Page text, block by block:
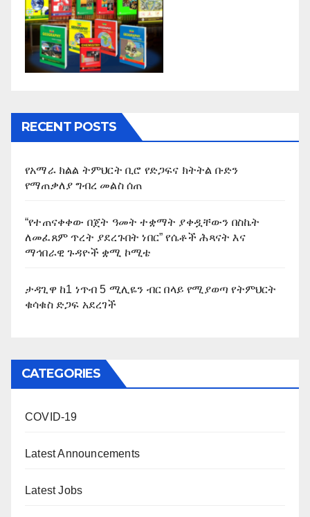
RECENT POSTS
የአማራ ክልል ትምህርት ቢሮ የድጋፍና ክትትል ቡድን
የማጠቃለያ ግብረ መልስ ሰጠ
“የተጠናቀቀው በጀት ዓመት ተቋማት ያቀዷቸውን በስኬት
ለመፈጸም ጥረት ያደረጉበት ነበር” የሴቶች ሕጻናት እና
ማኅበራዊ ጉዳዮች ቋሚ ኮሚቴ
ታዳጊዋ ከ1 ነጥብ 5 ሚሊዬን ብር በላይ የሚያወጣ የትምህርት
ቁሳቁስ ድጋፍ አደረገች
CATEGORIES
COVID-19
Latest Announcements
Latest Jobs